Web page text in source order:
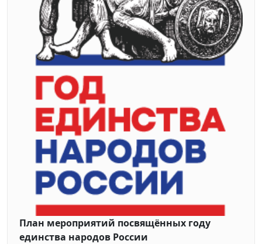
План мероприятий посвящённых году
единства народов России